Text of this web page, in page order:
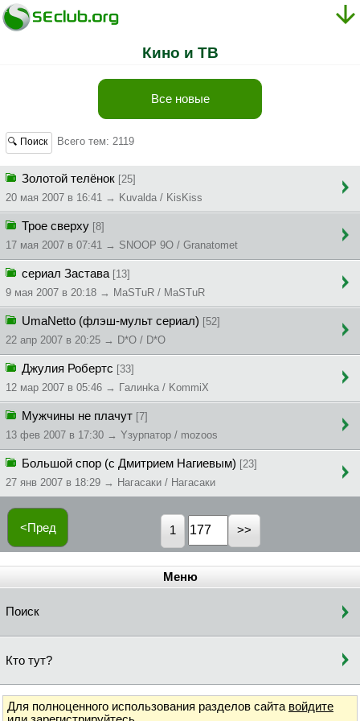
Кино и ТВ
Все новые
🔍 Поиск Всего тем: 2119
Золотой телёнок [25]
20 мая 2007 в 16:41 → Kuvalda / KisKiss
Трое сверху [8]
17 мая 2007 в 07:41 → SNOOP 9O / Granatomet
сериал Застава [13]
9 мая 2007 в 20:18 → MaSTuR / MaSTuR
UmaNetto (флэш-мульт сериал) [52]
22 апр 2007 в 20:25 → D*O / D*O
Джулия Робертс [33]
12 мар 2007 в 05:46 → Гaлинka / KommiX
Мужчины не плачут [7]
13 фев 2007 в 17:30 → Yзypпaтop / mozoos
Большой спор (с Дмитрием Нагиевым) [23]
27 янв 2007 в 18:29 → Нагасаки / Нагасаки
<Пред 1
Меню
Поиск
Кто тут?
Для полноценного использования разделов сайта войдите